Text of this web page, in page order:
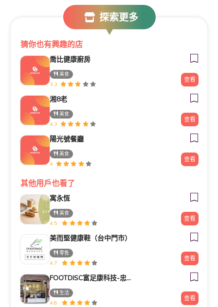
探索更多
猜你也有興趣的店
喬比健康廚房
美食
3.3
查看
湘8老
美食
4.3
查看
陽光號餐廳
美食
4
查看
其他用戶也看了
寓永恆
美食
4.5
查看
美而堅健康鞋（台中門市）
零售
4.7
查看
FOOTDISC富足康科技-忠孝直營門市
生活
4.8
查看